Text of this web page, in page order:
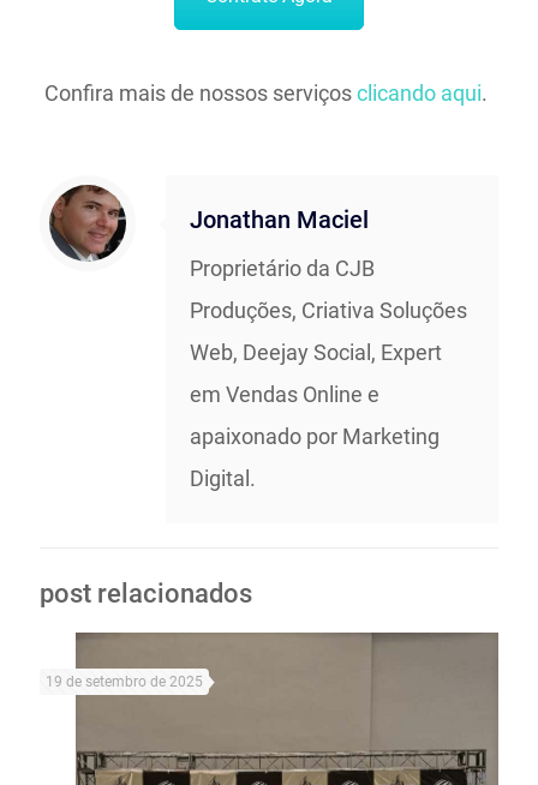
Confira mais de nossos serviçosclicando aqui.
Jonathan Maciel
Proprietário da CJB
Produções, Criativa Soluções
Web, Deejay Social, Expert
em Vendas Online e
apaixonado por Marketing
Digital.
post relacionados
19 de setembro de 2025